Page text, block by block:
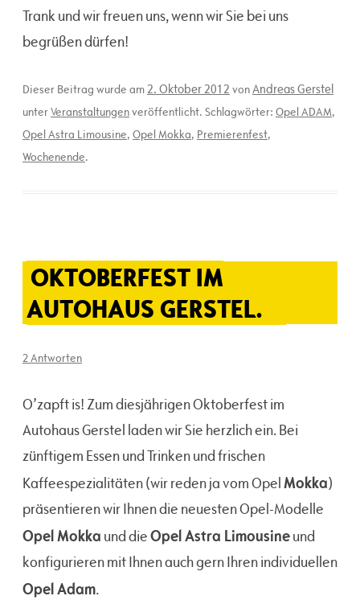
Trank und wir freuen uns, wenn wir Sie bei uns
begrüßen dürfen!
Dieser Beitrag wurde am 2. Oktober 2012 vonAndreas Gerstel
unterVeranstaltungenveröffentlicht. Schlagwörter: Opel ADAM,
Opel Astra Limousine, Opel Mokka, Premierenfest,
Wochenende.
OKTOBERFEST IM
AUTOHAUS GERSTEL.
2 Antworten
O’zapft is! Zum diesjährigen Oktoberfest im
Autohaus Gerstel laden wir Sie herzlich ein. Bei
zünftigem Essen und Trinken und frischen
Kaffeespezialitäten (wir reden ja vom OpelMokka)
präsentieren wir Ihnen die neuesten Opel-Modelle
Opel Mokka und dieOpel Astra Limousineund
konfigurieren mit Ihnen auch gern Ihren individuellen
Opel Adam.